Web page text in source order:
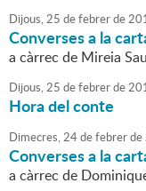
Dijous,25 defebrerde
Converses a la
a càrrec de Mireia
Dijous,25 defebrerde
Hora del conte
Dimecres,24defebrerde
Converses a la
a càrrec de